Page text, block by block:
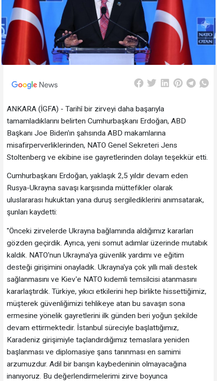
ANKARA (İGFA) - Tarihî bir zirveyi daha başarıyla
tamamladıklarını belirten Cumhurbaşkanı Erdoğan, ABD
Başkanı Joe Biden'ın şahsında ABD makamlarına
misafirperverliklerinden, NATO Genel Sekreteri Jens
Stoltenberg ve ekibine ise gayretlerinden dolayı teşekkür etti.
Cumhurbaşkanı Erdoğan, yaklaşık 2,5 yıldır devam eden
Rusya-Ukrayna savaşı karşısında müttefikler olarak
uluslararası hukuktan yana duruş sergilediklerini anımsatarak,
şunları kaydetti:
"Önceki zirvelerde Ukrayna bağlamında aldığımız kararları
gözden geçirdik. Ayrıca, yeni somut adımlar üzerinde mutabık
kaldık. NATO'nun Ukrayna'ya güvenlik yardımı ve eğitim
desteği girişimini onayladık. Ukrayna'ya çok yıllı mali destek
sağlanmasını ve Kiev'e NATO kıdemli temsilcisi atanmasını
kararlaştırdık. Türkiye, yıkıcı etkilerini hep birlikte hissettiğimiz,
müşterek güvenliğimizi tehlikeye atan bu savaşın sona
ermesine yönelik gayretlerini ilk günden beri yoğun şekilde
devam ettirmektedir. İstanbul süreciyle başlattığımız,
Karadeniz girişimiyle taçlandırdığımız temaslara yeniden
başlanması ve diplomasiye şans tanınması en samimi
arzumuzdur. Adil bir barışın kaybedeninin olmayacağına
inanıyoruz. Bu değerlendirmelerimi zirve boyunca